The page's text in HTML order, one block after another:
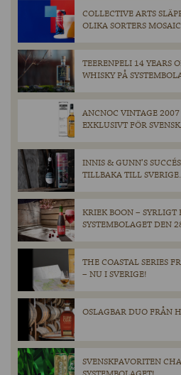
COLLECTIVE ARTS
OLIKA SORTERS
TEERENPELI 14 YEARS
WHISKY PÅ
ANCNOC VINTAGE 2007
EXKLUSIVT FÖR
INNIS & GUNN’S
TILLBAKA TILL SVERIGE.
KRIEK BOON – SYRLIGT
SYSTEMBOLAGET DEN
THE COASTAL SERIES
– NU I SVERIGE!
OSLAGBAR DUO FRÅN
SVENSKFAVORITEN